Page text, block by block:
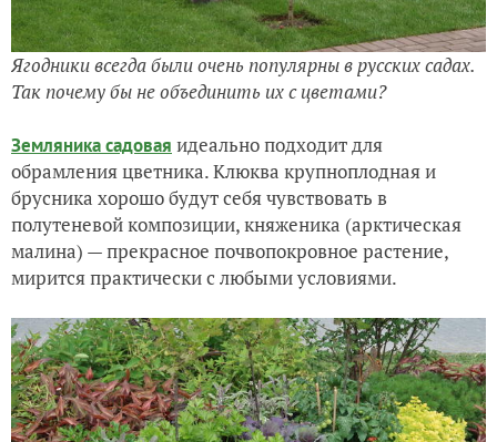
Ягодники всегда были очень популярны в русских садах.
Так почему бы не объединить их с цветами?
Земляника садовая идеально подходит для
обрамления цветника. Клюква крупноплодная и
брусника хорошо будут себя чувствовать в
полутеневой композиции, княженика (арктическая
малина) — прекрасное почвопокровное растение,
мирится практически с любыми условиями.